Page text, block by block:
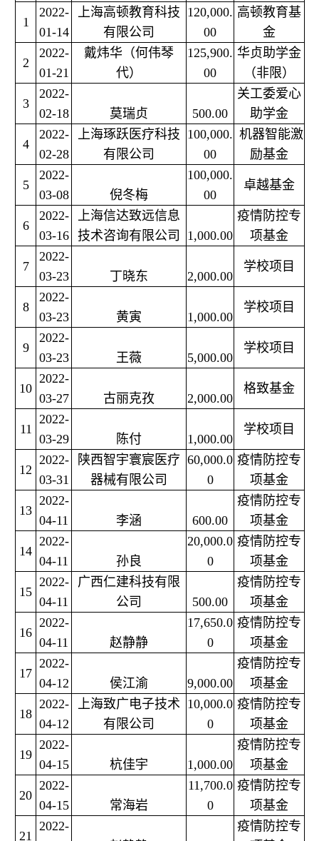
1
2022-
01-14
上海高顿教育科技
有限公司
120,000.
00
高顿教育基
金
2
2022-
01-21
戴炜华（何伟琴
代）
125,900.
00
华贞助学金
（非限）
3
2022-
02-18
莫瑞贞 500.00
关工委爱心
助学金
4
2022-
02-28
上海琢跃医疗科技
有限公司
100,000.
00
机器智能激
励基金
5
2022-
03-08
倪冬梅
100,000.
00
卓越基金
6
2022-
03-16
上海信达致远信息
技术咨询有限公司
1,000.00
疫情防控专
项基金
7
2022-
03-23
丁晓东 2,000.00
学校项目
8
2022-
03-23
黄寅 1,000.00
学校项目
9
2022-
03-23
王薇 5,000.00
学校项目
10
2022-
03-27
古丽克孜 2,000.00
格致基金
11
2022-
03-29
陈付 1,000.00
学校项目
12
2022-
03-31
陕西智宇寰宸医疗
器械有限公司
60,000.0
0
疫情防控专
项基金
13
2022-
04-11
李涵 600.00
疫情防控专
项基金
14
2022-
04-11
孙良
20,000.0
0
疫情防控专
项基金
15
2022-
04-11
广西仁建科技有限
公司
500.00
疫情防控专
项基金
16
2022-
04-11
赵静静
17,650.0
0
疫情防控专
项基金
17
2022-
04-12
侯江渝 9,000.00
疫情防控专
项基金
18
2022-
04-12
上海致广电子技术
有限公司
10,000.0
0
疫情防控专
项基金
19
2022-
04-15
杭佳宇 1,000.00
疫情防控专
项基金
20
2022-
04-15
常海岩
11,700.0
0
疫情防控专
项基金
21
2022-
疫情防控专